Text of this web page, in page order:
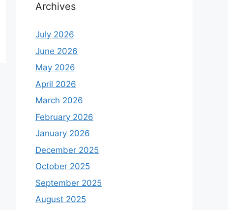
Archives
July 2026
June 2026
May 2026
April 2026
March 2026
February 2026
January 2026
December 2025
October 2025
September 2025
August 2025